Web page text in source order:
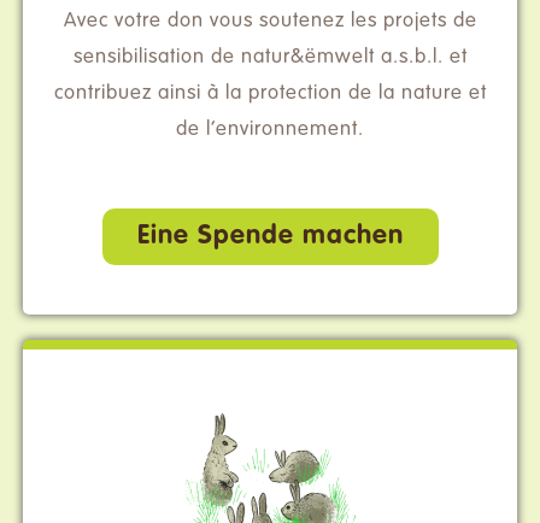
Avec votre don vous soutenez les projets de
sensibilisation de natur&ëmwelt a.s.b.l. et
contribuez ainsi à la protection de la nature et
de l’environnement.
Eine Spende machen